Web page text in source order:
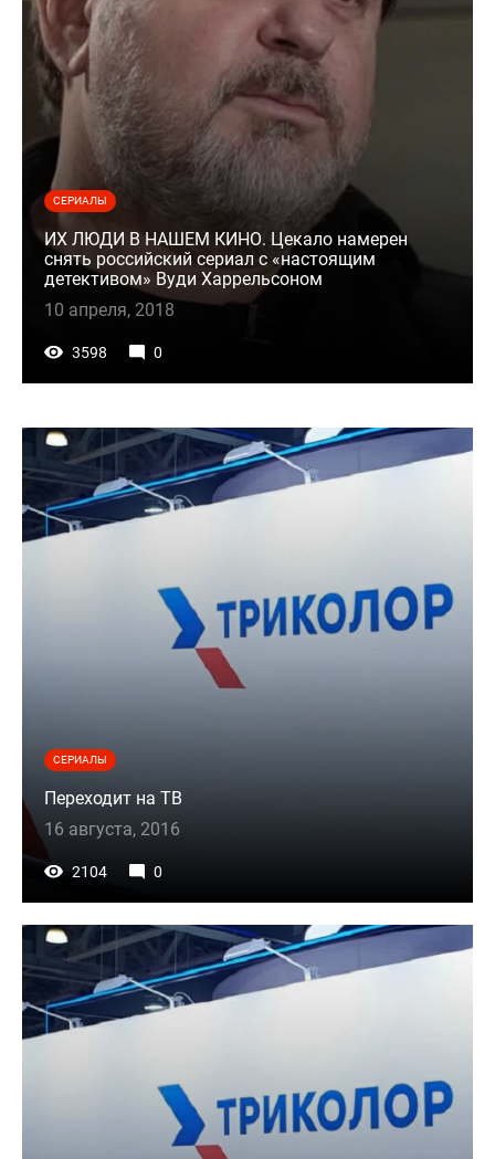
СЕРИАЛЫ
ИХ ЛЮДИ В НАШЕМ КИНО. Цекало намерен
снять российский сериал с «настоящим
детективом» Вуди Харрельсоном
10 апреля, 2018
3598 0
СЕРИАЛЫ
Переходит на ТВ
16 августа, 2016
2104 0